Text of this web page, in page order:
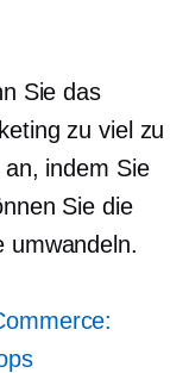
Sie das
zu viel zu
indem Sie
Sie die
umwandeln.